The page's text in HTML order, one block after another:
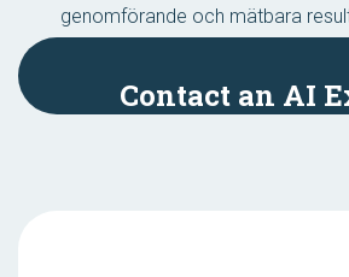
genomförande och mätbara
Contact an AI